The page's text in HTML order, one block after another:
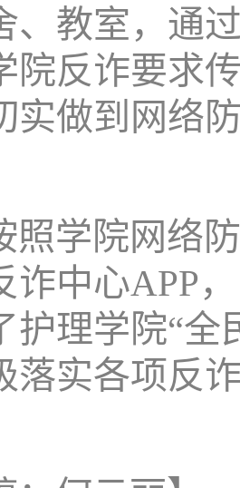
、教室，通
院反诈要求
实做到网络
照学院网络
诈中心APP
护理学院“
落实各项反